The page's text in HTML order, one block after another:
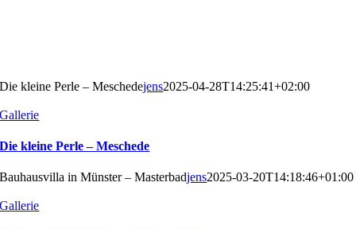
Die kleine Perle – Meschedejens2025-04-28T14:25:41+02:00
Gallerie
Die kleine Perle – Meschede
Bauhausvilla in Münster – Masterbadjens2025-03-20T14:18:46+01:00
Gallerie